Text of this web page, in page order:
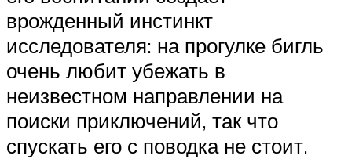
врожденный инстинкт
исследователя: на прогулке бигль
очень любит убежать в
неизвестном направлении на
поиски приключений, так что
спускать его с поводка не стоит.